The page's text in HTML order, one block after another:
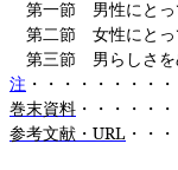
第一節 男性にとっ
第二節 女性にとっ
第三節 男らしさを
注 ・・・・・・・・
巻末資料 ・・・・・
参考文献・ URL ・・